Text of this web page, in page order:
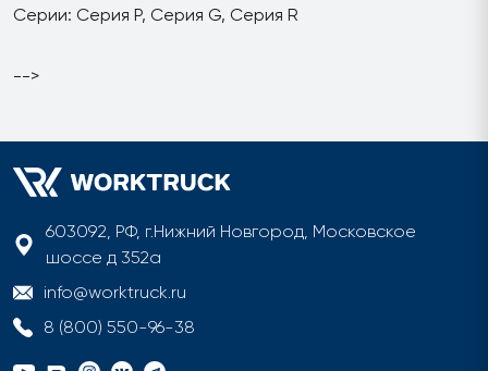
Серии: Серия P, Серия G, Серия R
-->
603092, РФ, г.Нижний Новгород, Московское
шоссе д 352а
info@worktruck.ru
8 (800) 550-96-38